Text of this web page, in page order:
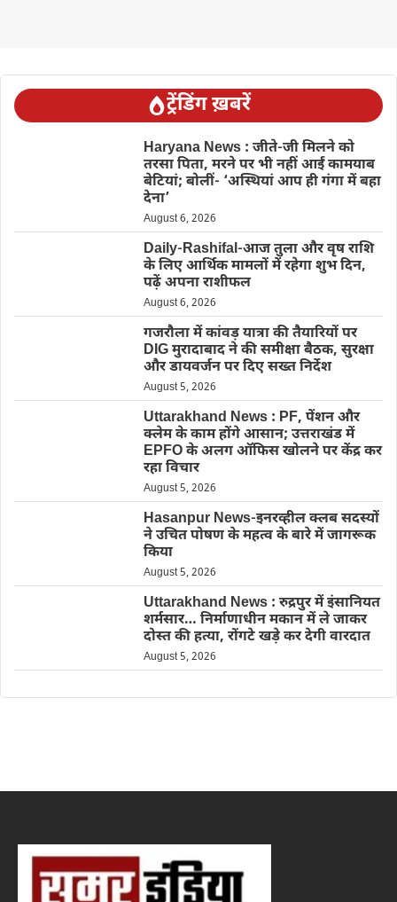
ट्रेंडिंग ख़बरें
Haryana News : जीते-जी मिलने को
तरसा पिता, मरने पर भी नहीं आईं कामयाब
बेटियां; बोलीं- ‘अस्थियां आप ही गंगा में बहा
देना’
August 6, 2026
Daily-Rashifal-आज तुला और वृष राशि
के लिए आर्थिक मामलों में रहेगा शुभ दिन,
पढ़ें अपना राशीफल
August 6, 2026
गजरौला में कांवड़ यात्रा की तैयारियों पर
DIG मुरादाबाद ने की समीक्षा बैठक, सुरक्षा
और डायवर्जन पर दिए सख्त निर्देश
August 5, 2026
Uttarakhand News : PF, पेंशन और
क्लेम के काम होंगे आसान; उत्तराखंड में
EPFO के अलग ऑफिस खोलने पर केंद्र कर
रहा विचार
August 5, 2026
Hasanpur News-इनरव्हील क्लब सदस्यों
ने उचित पोषण के महत्व के बारे में जागरूक
किया
August 5, 2026
Uttarakhand News : रुद्रपुर में इंसानियत
शर्मसार… निर्माणाधीन मकान में ले जाकर
दोस्त की हत्या, रोंगटे खड़े कर देगी वारदात
August 5, 2026